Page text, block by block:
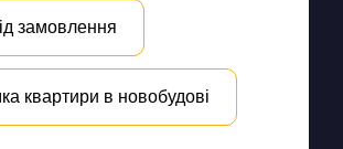
замовлення
квартири в новобудові